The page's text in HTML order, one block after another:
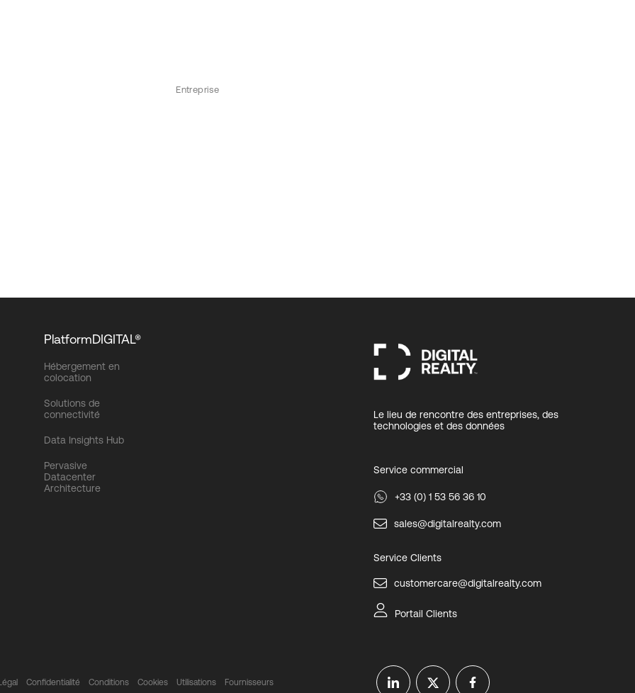
Entreprise
PlatformDIGITAL®
Hébergement en
colocation
Solutions de
connectivité
Data Insights Hub
Pervasive
Datacenter
Architecture
Le lieu de rencontre des entreprises, des
technologies et des données
Service commercial
+33 (0) 1 53 56 36 10
sales@digitalrealty.com
Service Clients
customercare@digitalrealty.com
Portail Clients
Confidentialité Conditions Cookies Utilisations Fournisseurs